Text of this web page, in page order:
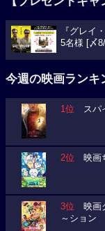
『グレイ
5名様 [〆
今週の映画ランキ
1位 スパ
2位 映画
3位 映画
～ション